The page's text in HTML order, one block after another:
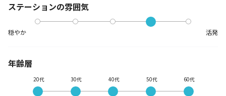
ステーションの雰囲気
穏やか 活発
年齢層
20代 30代 40代 50代 60代